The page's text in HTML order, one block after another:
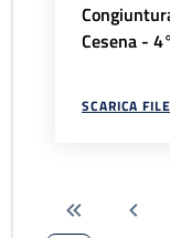
Cesena -
SCARICA FILE